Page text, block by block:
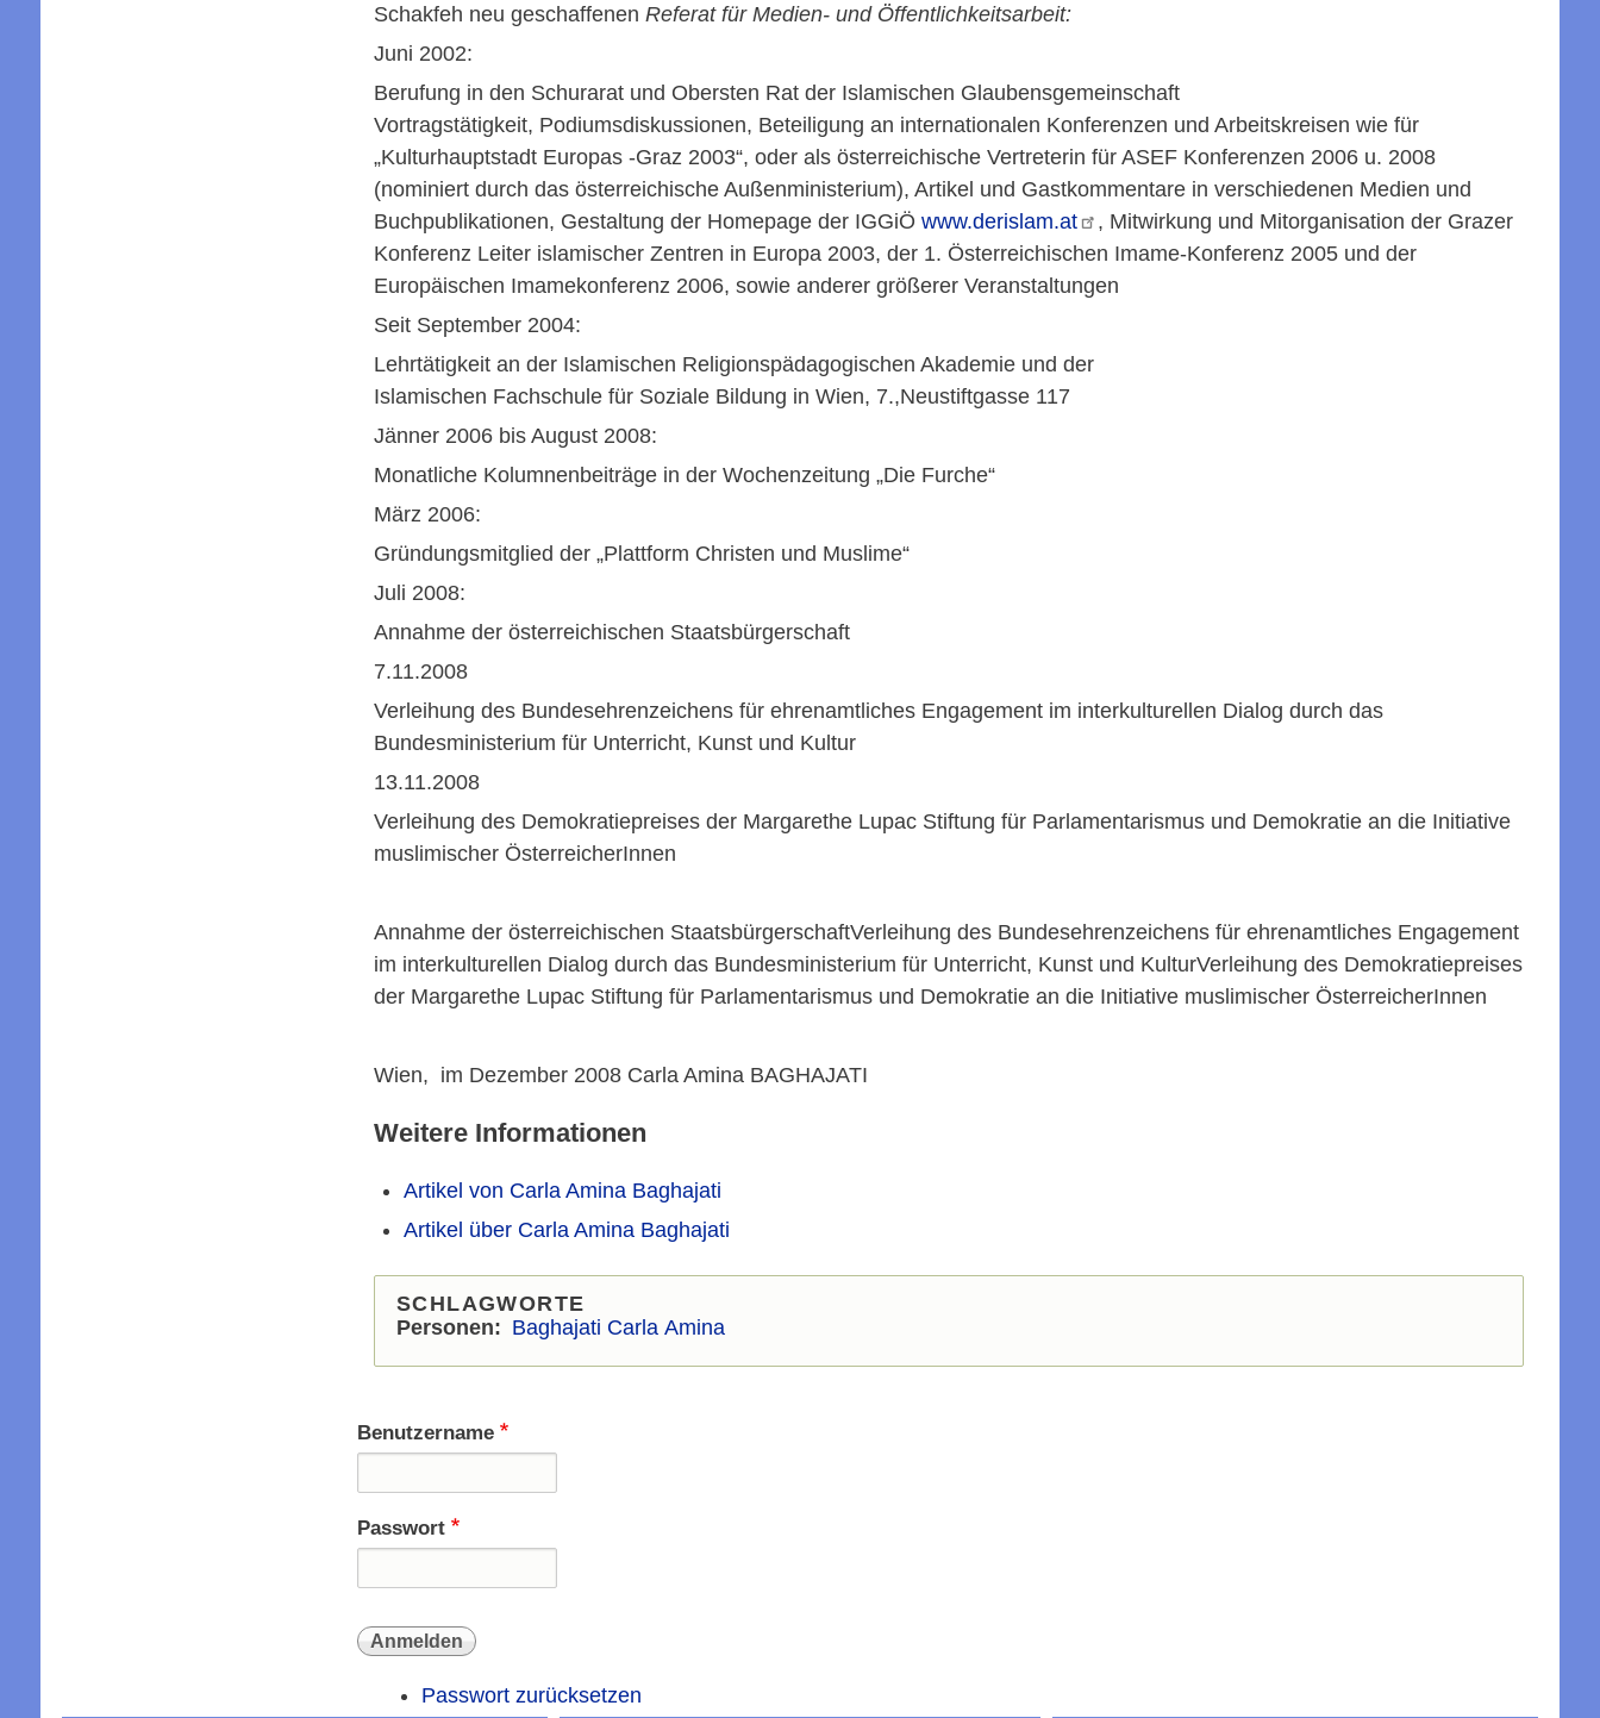
Schakfeh neu geschaffenen Referat für Medien- und Öffentlichkeitsarbeit:
Juni 2002:
Berufung in den Schurarat und Obersten Rat der Islamischen Glaubensgemeinschaft
Vortragstätigkeit, Podiumsdiskussionen, Beteiligung an internationalen Konferenzen und Arbeitskreisen wie für
„Kulturhauptstadt Europas -Graz 2003“, oder als österreichische Vertreterin für ASEF Konferenzen 2006 u. 2008
(nominiert durch das österreichische Außenministerium), Artikel und Gastkommentare in verschiedenen Medien und
Buchpublikationen, Gestaltung der Homepage der IGGiÖ www.derislam.at
, Mitwirkung und Mitorganisation der Grazer
Konferenz Leiter islamischer Zentren in Europa 2003, der 1. Österreichischen Imame-Konferenz 2005 und der
Europäischen Imamekonferenz 2006, sowie anderer größerer Veranstaltungen
Seit September 2004:
Lehrtätigkeit an der Islamischen Religionspädagogischen Akademie und der
Islamischen Fachschule für Soziale Bildung in Wien, 7.,Neustiftgasse 117
Jänner 2006 bis August 2008:
Monatliche Kolumnenbeiträge in der Wochenzeitung „Die Furche“
März 2006:
Gründungsmitglied der „Plattform Christen und Muslime“
Juli 2008:
Annahme der österreichischen Staatsbürgerschaft
7.11.2008
Verleihung des Bundesehrenzeichens für ehrenamtliches Engagement im interkulturellen Dialog durch das
Bundesministerium für Unterricht, Kunst und Kultur
13.11.2008
Verleihung des Demokratiepreises der Margarethe Lupac Stiftung für Parlamentarismus und Demokratie an die Initiative
muslimischer ÖsterreicherInnen
Annahme der österreichischen StaatsbürgerschaftVerleihung des Bundesehrenzeichens für ehrenamtliches Engagement
im interkulturellen Dialog durch das Bundesministerium für Unterricht, Kunst und KulturVerleihung des Demokratiepreises
der Margarethe Lupac Stiftung für Parlamentarismus und Demokratie an die Initiative muslimischer ÖsterreicherInnen
Wien, im Dezember 2008 Carla Amina BAGHAJATI
Weitere Informationen
Artikel von Carla Amina Baghajati
Artikel über Carla Amina Baghajati
SCHLAGWORTE
Personen
Baghajati Carla Amina
Benutzername
Passwort
Passwort zurücksetzen